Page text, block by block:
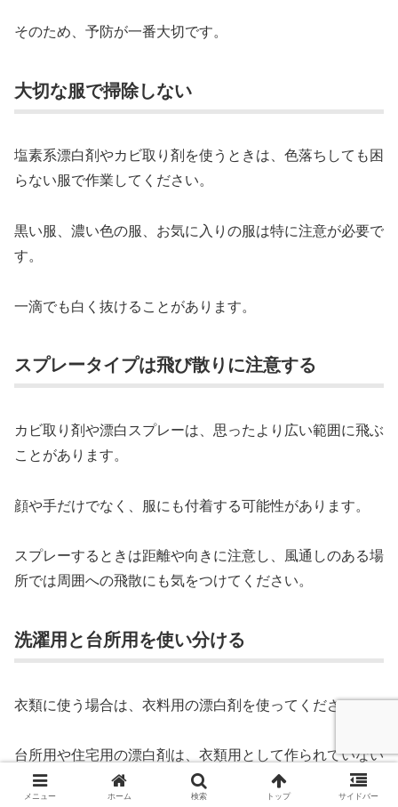
そのため、予防が一番大切です。
大切な服で掃除しない
塩素系漂白剤やカビ取り剤を使うときは、色落ちしても困
らない服で作業してください。
黒い服、濃い色の服、お気に入りの服は特に注意が必要で
す。
一滴でも白く抜けることがあります。
スプレータイプは飛び散りに注意する
カビ取り剤や漂白スプレーは、思ったより広い範囲に飛ぶ
ことがあります。
顔や手だけでなく、服にも付着する可能性があります。
スプレーするときは距離や向きに注意し、風通しのある場
所では周囲への飛散にも気をつけてください。
洗濯用と台所用を使い分ける
衣類に使う場合は、衣料用の漂白剤を使ってください。
台所用や住宅用の漂白剤は、衣類用として作られていない
ものがあります。
メニュー ホーム 検索 トップ サイドバー